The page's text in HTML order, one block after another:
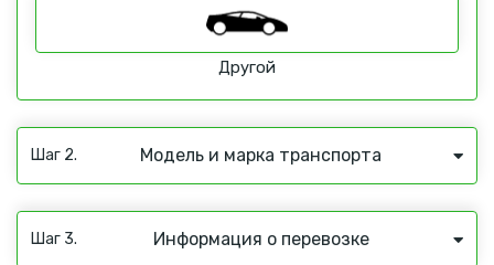
Другой
Шаг 2. Модель и марка транспорта
Шаг 3. Информация о перевозке